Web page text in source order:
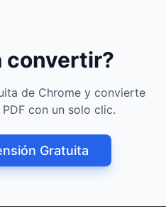
convertir?
de Chrome y convierte
con un solo clic.
Gratuita